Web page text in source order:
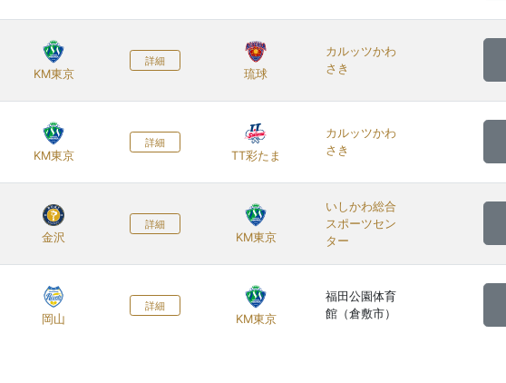
KM東京
詳細
琉球
カルッツかわ
さき
KM東京
詳細
TT彩たま
カルッツかわ
さき
金沢
詳細
KM東京
いしかわ総合
スポーツセン
ター
岡山
詳細
KM東京
福田公園体育
館（倉敷市）